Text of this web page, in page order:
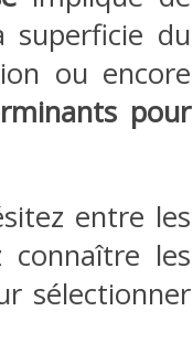
superficie du
ou encore
pour
entre les
connaître les
sélectionner